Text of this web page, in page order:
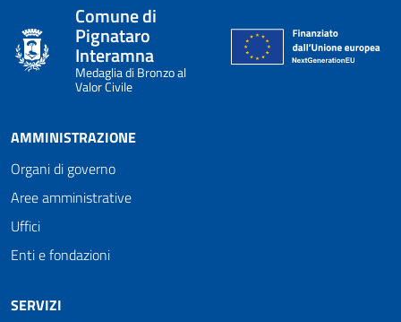
Comune di
Pignataro
Interamna
Medaglia di Bronzo al
Valor Civile
AMMINISTRAZIONE
Organi di governo
Aree amministrative
Uffici
Enti e fondazioni
SERVIZI